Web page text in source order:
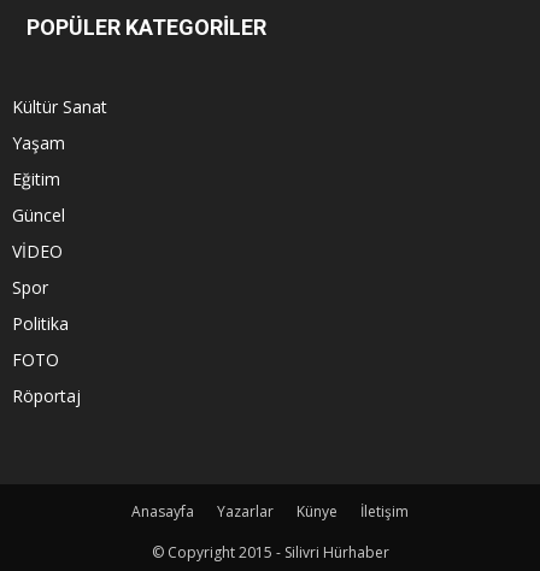
POPÜLER KATEGORİLER
Kültür Sanat
Yaşam
Eğitim
Güncel
VİDEO
Spor
Politika
FOTO
Röportaj
Anasayfa Yazarlar Künye
İletişim
© Copyright 2015 - Silivri Hürhaber